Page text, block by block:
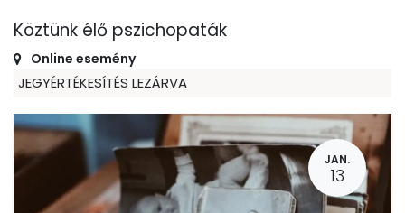
Köztünk élő pszichopaták
Online esemény
JEGYÉRTÉKESÍTÉS LEZÁRVA
JAN.
13